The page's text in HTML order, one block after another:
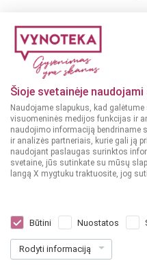
Šioje svetainėje naudojami
Naudojame slapukus, kad
visuomeninės medijos funkcijas ir
naudojimo informaciją bendriname
ir analizės partneriais, kurie gali ją
naudojant paslaugas surinktos
svetaine, jūs sutinkate su mūsų
langą X mygtuku traktuosite, jog
Būtini Nuostatos
Rodyti informaciją
Veuve Clicquot
Dar nėra balsų, galite įvertinti
99